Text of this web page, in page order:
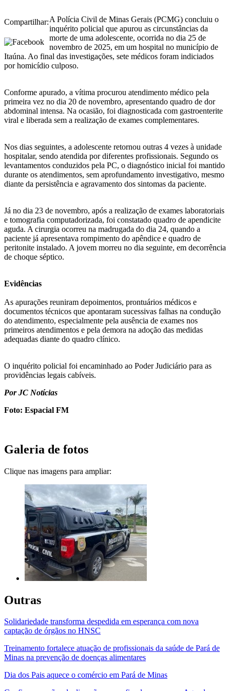
Compartilhar:A Polícia Civil de Minas Gerais (PCMG) concluiu o
inquérito policial que apurou as circunstâncias da
morte de uma adolescente, ocorrida no dia 25 de
novembro de 2025, em um hospital no município de
Itaúna. Ao final das investigações, sete médicos foram indiciados
por homicídio culposo.
Conforme apurado, a vítima procurou atendimento médico pela
primeira vez no dia 20 de novembro, apresentando quadro de dor
abdominal intensa. Na ocasião, foi diagnosticada com gastroenterite
viral e liberada sem a realização de exames complementares.
Nos dias seguintes, a adolescente retornou outras 4 vezes à unidade
hospitalar, sendo atendida por diferentes profissionais. Segundo os
levantamentos conduzidos pela PC, o diagnóstico inicial foi mantido
durante os atendimentos, sem aprofundamento investigativo, mesmo
diante da persistência e agravamento dos sintomas da paciente.
Já no dia 23 de novembro, após a realização de exames laboratoriais
e tomografia computadorizada, foi constatado quadro de apendicite
aguda. A cirurgia ocorreu na madrugada do dia 24, quando a
paciente já apresentava rompimento do apêndice e quadro de
peritonite instalado. A jovem morreu no dia seguinte, em decorrência
de choque séptico.
Evidências
As apurações reuniram depoimentos, prontuários médicos e
documentos técnicos que apontaram sucessivas falhas na condução
do atendimento, especialmente pela ausência de exames nos
primeiros atendimentos e pela demora na adoção das medidas
adequadas diante do quadro clínico.
O inquérito policial foi encaminhado ao Poder Judiciário para as
providências legais cabíveis.
Por JC Notícias
Foto: Espacial FM
Galeria de fotos
Clique nas imagens para ampliar:
Outras
Solidariedade transforma despedida em esperança com nova
captação de órgãos no HNSC
Treinamento fortalece atuação de profissionais da saúde de Pará de
Minas na prevenção de doenças alimentares
Dia dos Pais aquece o comércio em Pará de Minas